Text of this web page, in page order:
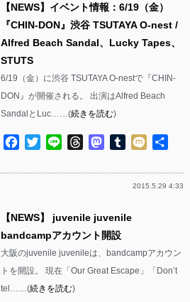
【NEWS】イベント情報：6/19（金）
『CHIN-DON』渋谷 TSUTAYA O-nest /
Alfred Beach Sandal、Lucky Tapes、
STUTS
6/19（金）に渋谷 TSUTAYA O-nestで『CHIN-
DON』が開催される。 出演はAlfred Beach
SandalとLuc……(続きを読む)
Facebook
TwitterLine ThreadsMastodon
Tumblr
Mixi
2015.5.29 4:33
【NEWS】 juvenile juvenile
bandcampアカウント開設
大阪のjuvenile juvenileは、bandcampアカウン
トを開設。 現在「Our Great Escape」「Don’t
tel……(続きを読む)